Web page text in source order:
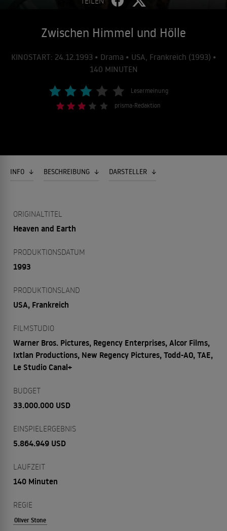
Zwischen Himmel und Hölle
KINOSTART: 24.12.1993 • Drama • USA, Frankreich (1993) •
140 MINUTEN
Lesermeinung
prisma-Redaktion
INFO BESCHREIBUNG DARSTELLER
ORIGINALTITEL
Heaven and Earth
PRODUKTIONSDATUM
1993
PRODUKTIONSLAND
USA, Frankreich
FILMSTUDIO
Warner Bros. Pictures, Regency Enterprises, Alcor Films,
Ixtlan Productions, New Regency Pictures, Todd-AO, TAE,
Le Studio Canal+
BUDGET
33.000.000 USD
EINSPIELERGEBNIS
5.864.949 USD
LAUFZEIT
140 Minuten
REGIE
Oliver Stone